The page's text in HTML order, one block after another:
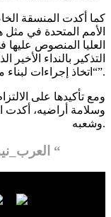
كما أكدت المنسقة
الأمم المتحدة في
العليا المنصوص
التذكير بالنداء
“اتخاذ إجراءات لبناء مستقبل يليق بأحلام أطفال المنطقة وعالمنا”.
ومع تأكيدها على
وسلامة أراضيه، أكدت
وشعبه.
#العرب_نيوز ” أخبار العرب كل العرب “